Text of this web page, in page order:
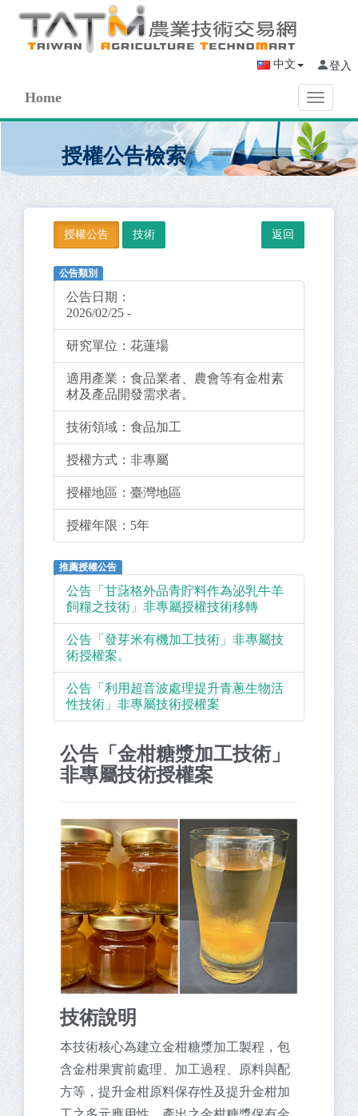
中文 登入
Toggle
Home
授權公告檢索
授權公告 技術
公告類別
公告日期：
2026/02/25 -
研究單位： 花蓮場
適用產業： 食品業者、農會等有金柑素
材及產品開發需求者。
技術領域： 食品加工
授權方式： 非專屬
授權地區： 臺灣地區
授權年限： 5年
推薦授權公告
公告「甘藷格外品青貯料作為泌乳牛羊
飼糧之技術」非專屬授權技術移轉
公告「發芽米有機加工技術」非專屬技
術授權案。
公告「利用超音波處理提升青蔥生物活
性技術」非專屬技術授權案
公告「金柑糖漿加工技術」
非專屬技術授權案
技術說明
本技術核心為建立金柑糖漿加工製程，包
含金柑果實前處理、加工過程、原料與配
方等，提升金柑原料保存性及提升金柑加